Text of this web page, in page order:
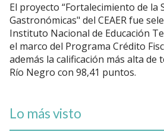
El proyecto “Fortalecimiento de la
Gastronómicas" del CEAER fue
Instituto Nacional de Educación
el marco del Programa Crédito
además la calificación más alta de
Río Negro con 98,41 puntos.
Lo más visto